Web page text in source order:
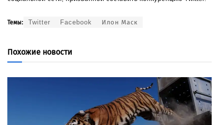
Темы: Twitter Facebook Илон Маск
Похожие новости